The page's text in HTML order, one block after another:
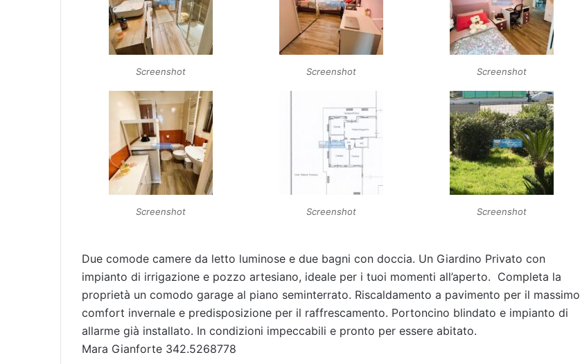
Screenshot Screenshot Screenshot
Screenshot Screenshot Screenshot
Due comode camere da letto luminose e due bagni con doccia. Un Giardino Privato con
impianto di irrigazione e pozzo artesiano, ideale per i tuoi momenti all’aperto. Completa la
proprietà un comodo garage al piano seminterrato. Riscaldamento a pavimento per il massimo
comfort invernale e predisposizione per il raffrescamento. ​Portoncino blindato e impianto di
allarme già installato. In condizioni impeccabili e pronto per essere abitato.
Mara Gianforte 342.5268778